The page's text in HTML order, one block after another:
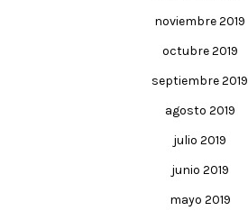
noviembre 2019
octubre 2019
septiembre 2019
agosto 2019
julio 2019
junio 2019
mayo 2019